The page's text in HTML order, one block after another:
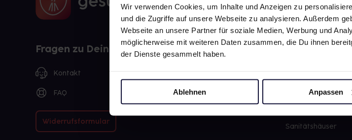
Wir verwenden Cookies, um Inhalte und Anzeigen zu
und die Zugriffe auf unsere Webseite zu analysieren. Außerdem
Webseite an unsere Partner für soziale Medien, Werbung und
möglicherweise mit weiteren Daten zusammen, die Du ihnen
der Dienste gesammelt haben.
Ablehnen Anpassen
Fragen zu Deiner Bestellung?
Kontakt
FAQ
Widerrufsformular
Über uns
Karriere
PAYBACK
Sanitätshäuser